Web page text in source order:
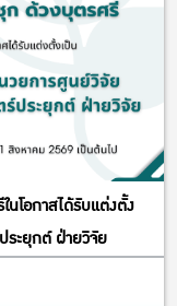
โอกาสได้รับแต่งตั้ง
ระยุกต์ ฝ่ายวิจัย